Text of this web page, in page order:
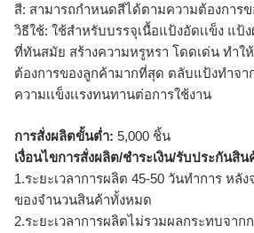
สี: สามารถกำหนดสีได้ตามความต้องการข
วิธีใช้: ใช้สำหรับบรรจุเนื้อแป้งอัดเเข็ง แป้
ที่ทันสมัย สร้างความหรูหรา โดดเด่น ทำใ
ต้องการของลูกค้ามากที่สุด ตลับแป้งทำจา
ความเเข็งเเรงทนทานต่อการใช้งาน
การสั่งผลิตขั้นต่ำ: 5,000 ชิ้น
เงื่อนไขการสั่งผลิต/ชำระเงิน/รับประกันสิน
1.ระยะเวลาการผลิต 45-50 วันทำการ หลัง
ของจำนวนสินค้าทั้งหมด
2.ระยะเวลาการผลิตไม่รวมผลกระทบจาก